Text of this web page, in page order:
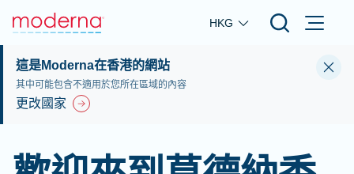
Skip to main content
HKG
這是Moderna在香港的網站
其中可能包含不適用於您所在區域的內容
更改國家